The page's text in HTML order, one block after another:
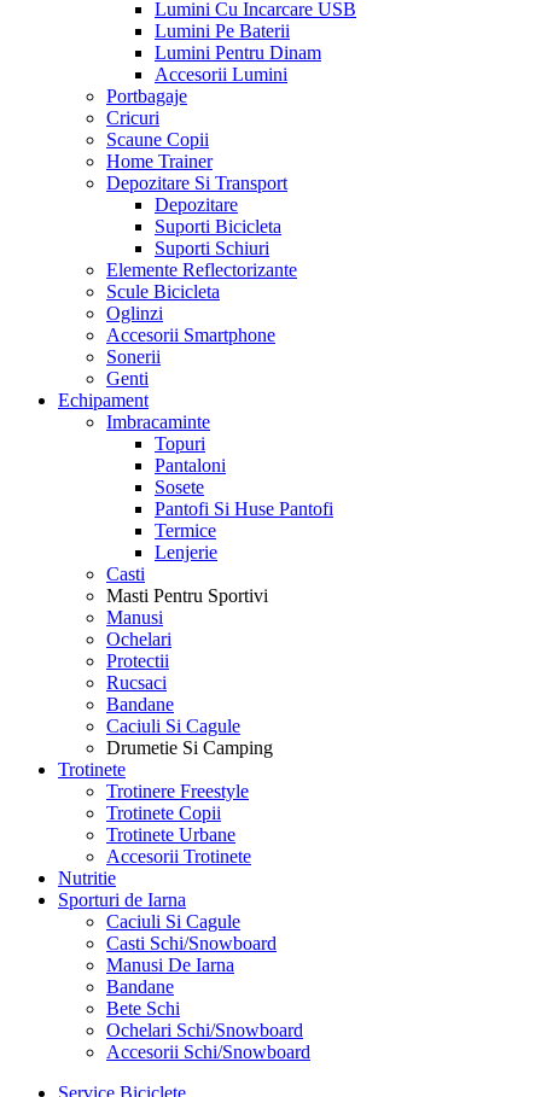
Lumini Cu Incarcare USB
Lumini Pe Baterii
Lumini Pentru Dinam
Accesorii Lumini
Portbagaje
Cricuri
Scaune Copii
Home Trainer
Depozitare Si Transport
Depozitare
Suporti Bicicleta
Suporti Schiuri
Elemente Reflectorizante
Scule Bicicleta
Oglinzi
Accesorii Smartphone
Sonerii
Genti
Echipament
Imbracaminte
Topuri
Pantaloni
Sosete
Pantofi Si Huse Pantofi
Termice
Lenjerie
Casti
Masti Pentru Sportivi
Manusi
Ochelari
Protectii
Rucsaci
Bandane
Caciuli Si Cagule
Drumetie Si Camping
Trotinete
Trotinere Freestyle
Trotinete Copii
Trotinete Urbane
Accesorii Trotinete
Nutritie
Sporturi de Iarna
Caciuli Si Cagule
Casti Schi/Snowboard
Manusi De Iarna
Bandane
Bete Schi
Ochelari Schi/Snowboard
Accesorii Schi/Snowboard
Service Biciclete